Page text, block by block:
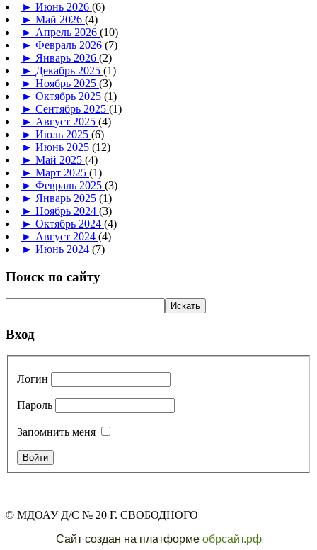
► Июнь 2026 (6)
► Май 2026 (4)
► Апрель 2026 (10)
► Февраль 2026 (7)
► Январь 2026 (2)
► Декабрь 2025 (1)
► Ноябрь 2025 (3)
► Октябрь 2025 (1)
► Сентябрь 2025 (1)
► Август 2025 (4)
► Июль 2025 (6)
► Июнь 2025 (12)
► Май 2025 (4)
► Март 2025 (1)
► Февраль 2025 (3)
► Январь 2025 (1)
► Ноябрь 2024 (3)
► Октябрь 2024 (4)
► Август 2024 (4)
► Июнь 2024 (7)
Поиск по сайту
Вход
Логин
Пароль
Запомнить меня
© МДОАУ Д/С № 20 Г. СВОБОДНОГО
Сайт создан на платформе обрсайт.рф